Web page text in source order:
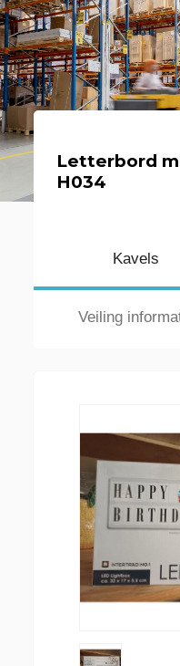
Letterbord
H034
Kavels
Veiling